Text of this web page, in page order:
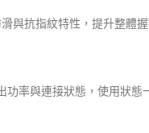
與抗指紋特性，提升整體
率與連接狀態，使用狀態